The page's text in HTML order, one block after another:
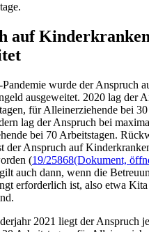
auf
wurde der Anspruch
ausgeweitet. 2020 lag der
für Alleinerziehende bei
lag der Anspruch bei
bei 70 Arbeitstagen.
der Anspruch auf
(19/25868(Dokument,
auch dann, wenn die
erforderlich ist, also etwa
2021 liegt der Anspruch